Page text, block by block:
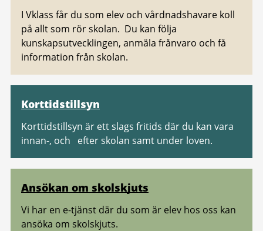
I Vklass får du som elev och vårdnadshavare koll
på allt som rör skolan. Du kan följa
kunskapsutvecklingen, anmäla frånvaro och få
information från skolan.
Korttidstillsyn
Korttidstillsyn är ett slags fritids där du kan vara
innan-, och efter skolan samt under loven.
Ansökan om skolskjuts
Vi har en e-tjänst där du som är elev hos oss kan
ansöka om skolskjuts.